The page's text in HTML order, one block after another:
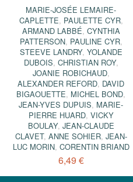
MARIE-JOSÉE LEMAIRE-
CAPLETTE, PAULETTE CYR,
ARMAND LABBÉ, CYNTHIA
PATTERSON, PAULINE CYR,
STEEVE LANDRY, YOLANDE
DUBOIS, CHRISTIAN ROY,
JOANIE ROBICHAUD,
ALEXANDER REFORD, DAVID
BIGAOUETTE, MICHEL BOND,
JEAN-YVES DUPUIS, MARIE-
PIERRE HUARD, VICKY
BOULAY, JEAN-CLAUDE
CLAVET, ANNE SOHIER, JEAN-
LUC MORIN, CORENTIN BRIAND
6,49 €